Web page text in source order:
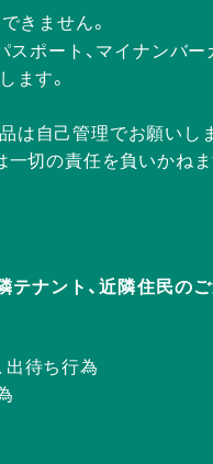
きません。
ポート、マイナンバ
ます。
は自己管理でお願いしま
一切の責任を負いかね
ナント、近隣住民の
出待ち行為